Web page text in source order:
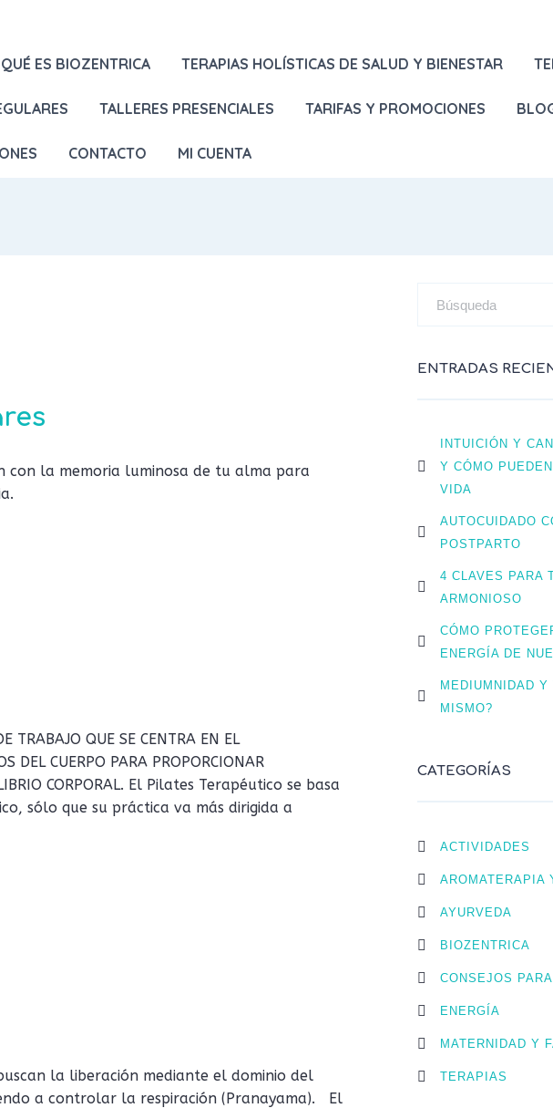
QUÉ ES BIOZENTRICA TERAPIAS HOLÍSTICAS DE SALUD Y BIENESTAR
TALLERES PRESENCIALES TARIFAS Y PROMOCIONES
CONTACTO MI CUENTA
con la memoria luminosa de tu alma para
TRABAJO QUE SE CENTRA EN EL
DEL CUERPO PARA PROPORCIONAR
CORPORAL. El Pilates Terapéutico se basa
sólo que su práctica va más dirigida a
la liberación mediante el dominio del
a controlar la respiración (Pranayama). El
ENTRADAS
INTUICIÓN Y
Y CÓMO
VIDA
AUTOCUIDADO
POSTPARTO
4 CLAVES PARA
ARMONIOSO
CÓMO
ENERGÍA DE
MEDIUMNIDAD
MISMO?
CATEGORÍAS
ACTIVIDADES
AROMATERAPIA
AYURVEDA
BIOZENTRICA
CONSEJOS
ENERGÍA
MATERNIDAD Y
TERAPIAS